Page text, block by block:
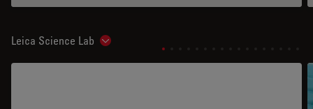
Leica Science Lab Show subnavigation